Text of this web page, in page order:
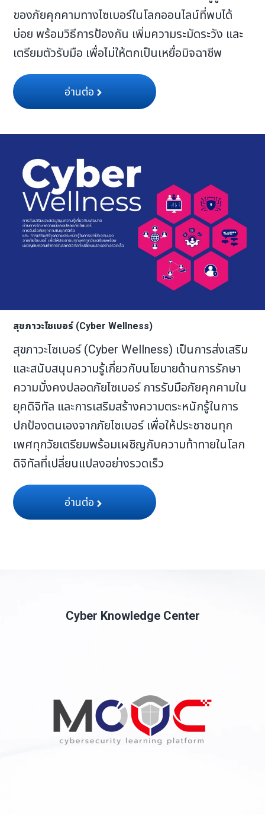
for:
ของภัยคุกคามทางไซเบอร์ในโลกออนไลน์ที่พบได้
บ่อย พร้อมวิธีการป้องกัน เพิ่มความระมัดระวัง และ
เตรียมตัวรับมือ เพื่อไม่ให้ตกเป็นเหยื่อมิจฉาชีพ
อ่านต่อ
สุขภาวะไซเบอร์ (Cyber Wellness)
สุขภาวะไซเบอร์ (Cyber Wellness) เป็นการส่งเสริม
และสนับสนุนความรู้เกี่ยวกับนโยบายด้านการรักษา
ความมั่งคงปลอดภัยไซเบอร์ การรับมือภัยคุกคามใน
ยุคดิจิทัล และการเสริมสร้างความตระหนักรู้ในการ
ปกป้องตนเองจากภัยไซเบอร์ เพื่อให้ประชาชนทุก
เพศทุกวัยเตรียมพร้อมเผชิญกับความท้าทายในโลก
ดิจิทัลที่เปลี่ยนแปลงอย่างรวดเร็ว
อ่านต่อ
Cyber Knowledge Center